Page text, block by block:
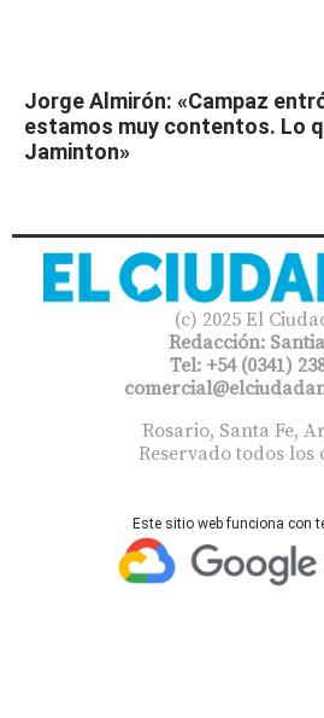
Jorge Almirón: «Campaz
estamos muy contentos. Lo
Jaminton»
(c) 2025 El
Redacción:
Tel: +54 (0341)
Rosario, Santa Fe,
Reservado todos los
Este sitio web funciona con